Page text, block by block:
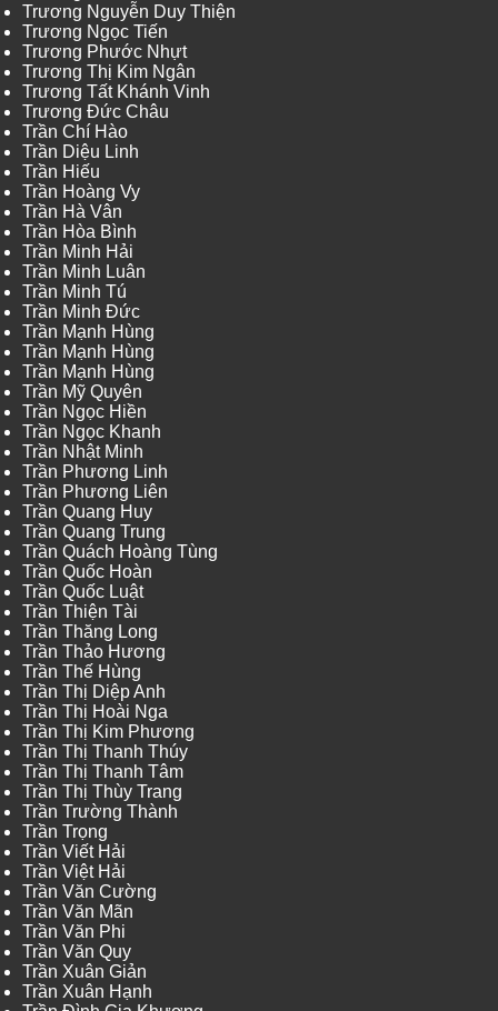
Trương Nguyễn Duy Thiện
Trương Ngọc Tiến
Trương Phước Nhựt
Trương Thị Kim Ngân
Trương Tất Khánh Vinh
Trương Đức Châu
Trần Chí Hào
Trần Diệu Linh
Trần Hiếu
Trần Hoàng Vy
Trần Hà Vân
Trần Hòa Bình
Trần Minh Hải
Trần Minh Luân
Trần Minh Tú
Trần Minh Đức
Trần Mạnh Hùng
Trần Mạnh Hùng
Trần Mạnh Hùng
Trần Mỹ Quyên
Trần Ngọc Hiền
Trần Ngọc Khanh
Trần Nhật Minh
Trần Phương Linh
Trần Phương Liên
Trần Quang Huy
Trần Quang Trung
Trần Quách Hoàng Tùng
Trần Quốc Hoàn
Trần Quốc Luật
Trần Thiện Tài
Trần Thăng Long
Trần Thảo Hương
Trần Thế Hùng
Trần Thị Diệp Anh
Trần Thị Hoài Nga
Trần Thị Kim Phương
Trần Thị Thanh Thúy
Trần Thị Thanh Tâm
Trần Thị Thùy Trang
Trần Trường Thành
Trần Trọng
Trần Viết Hải
Trần Việt Hải
Trần Văn Cường
Trần Văn Mãn
Trần Văn Phi
Trần Văn Quy
Trần Xuân Giản
Trần Xuân Hạnh